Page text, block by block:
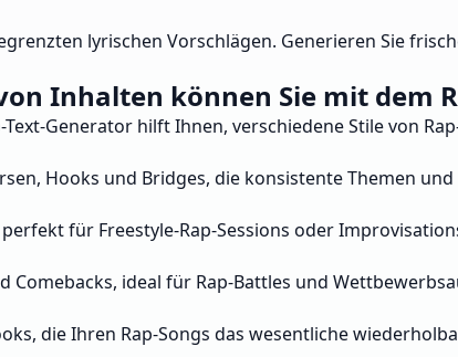
lyrischen Vorschlägen. Generieren Sie
Inhalten können Sie mit dem
Text-Generator hilft Ihnen, verschiedene Stile von
Hooks und Bridges, die konsistente Themen
für Freestyle-Rap-Sessions oder
Comebacks, ideal für Rap-Battles und
die Ihren Rap-Songs das wesentliche